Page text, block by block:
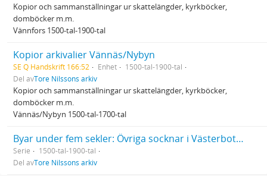
Kopior och sammanställningar ur skattelängder, kyrkböcker,
domböcker m.m.
Vännfors 1500-tal-1900-tal
Kopior arkivalier Vännäs/Nybyn
SE Q Handskrift 166:52 Enhet
1500-tal-1900-tal
Del avTore Nilssons arkiv
Kopior och sammanställningar ur skattelängder, kyrkböcker,
domböcker m.m.
Vännäs/Nybyn 1500-tal-1700-tal
Byar under fem sekler: Övriga socknar i Västerbotten
Serie
1500-tal-1900-tal
Del avTore Nilssons arkiv